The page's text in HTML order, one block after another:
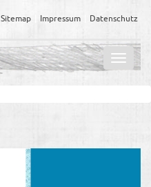
Sitemap Impressum Datenschutz